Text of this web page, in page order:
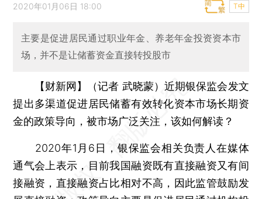
2020年01月06日 18:00 T中
主要是促进居民通过职业年金、养老年金投资资本市
场，并不是让储蓄资金直接转投股市
【财新网】（记者 武晓蒙） 近期银保监会发文
提出多渠道促进居民储蓄有效转化资本市场长期资
金的政策导向，被市场广泛关注，该如何解读？
2020年1月6日，银保监会相关负责人在媒体
通气会上表示，目前我国融资既有直接融资又有间
接融资，直接融资占比相对不高，因此监管鼓励发